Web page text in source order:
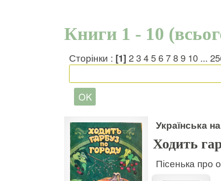
Книги 1 - 10
Сторінки : [1] 23456789 10 ...
Українська
Ходить
Пісенька про